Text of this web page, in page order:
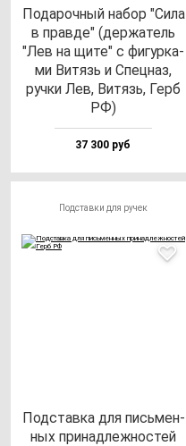
Пода­роч­ный на­бор "Сила
в прав­де" (дер­жа­тель
"Лев на щи­те" с фи­гур­ка­
ми Витязь и Спец­наз,
руч­ки Лев, Витязь, Герб
РФ)
37 300 руб
Подставки для ручек
Под­став­ка для пись­мен­
ных при­над­леж­нос­тей